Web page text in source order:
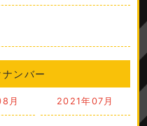
ンバー
月 2021年07月